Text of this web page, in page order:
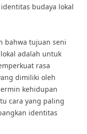
budaya lokal
bahwa tujuan seni
adalah untuk
rasa
dimiliki oleh
kehidupan
cara yang paling
identitas